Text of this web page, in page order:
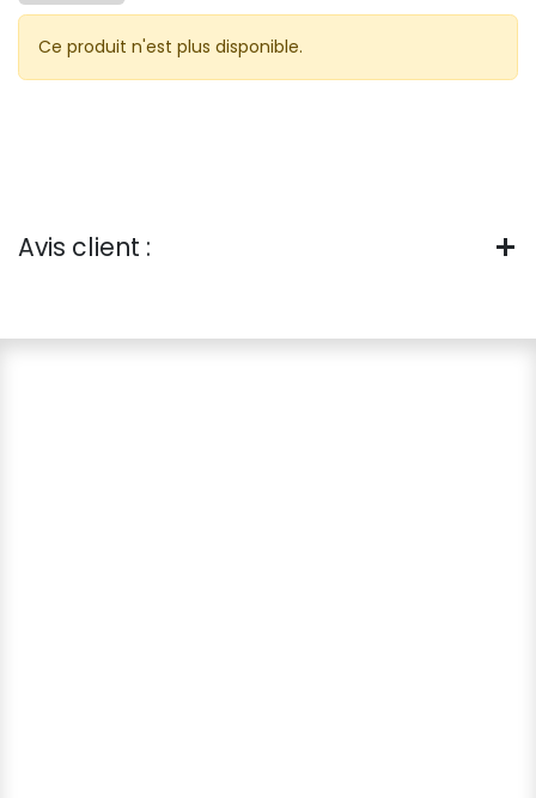
Ce produit n'est plus disponible.
Avis client :